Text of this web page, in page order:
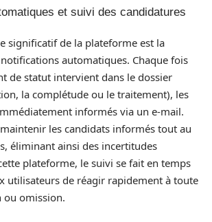
et suivi des candidatures
significatif de la plateforme est la
automatiques. Chaque fois
de statut intervient dans le dossier
la complétude ou le traitement), les
informés via un e-mail.
les candidats informés tout au
éliminant ainsi des incertitudes
plateforme, le suivi se fait en temps
utilisateurs de réagir rapidement à toute
ou omission.